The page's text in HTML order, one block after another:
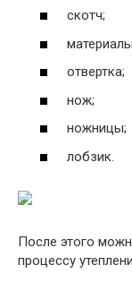
скотч;
отвертка;
нож;
ножницы;
лобзик.
После этого
процессу